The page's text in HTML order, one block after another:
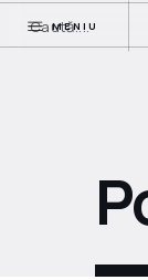
MENIU